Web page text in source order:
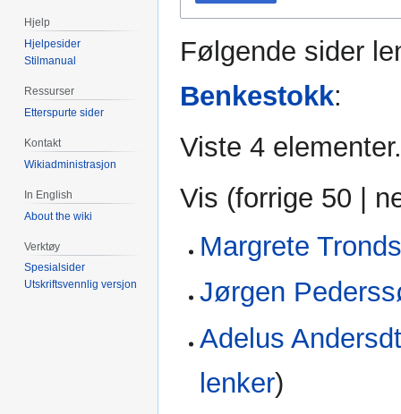
Følgende sider
Benkestokk:
Viste 4 elementer.
Vis (forrige 50 |
Margrete
Jørgen
Adelus
lenker)
Hjelp
Hjelpesider
Stilmanual
Ressurser
Etterspurte sider
Kontakt
Wikiadministrasjon
In English
About the wiki
Verktøy
Spesialsider
Utskriftsvennlig versjon